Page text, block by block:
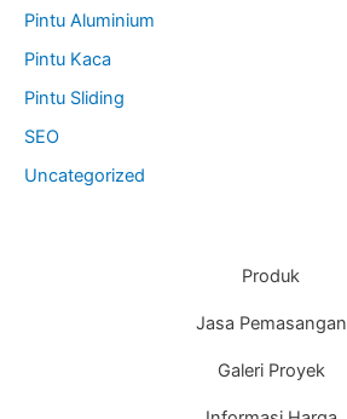
Pintu Aluminium
Pintu Kaca
Pintu Sliding
SEO
Uncategorized
Produk
Jasa Pemasangan
Galeri Proyek